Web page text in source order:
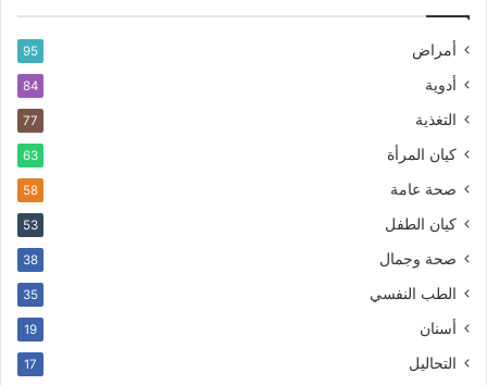
أمراض 95
أدوية 84
التغذية 77
كيان المرأة 63
صحة عامة 58
كيان الطفل 53
صحة وجمال 38
الطب النفسي 35
أسنان 19
التحاليل 17